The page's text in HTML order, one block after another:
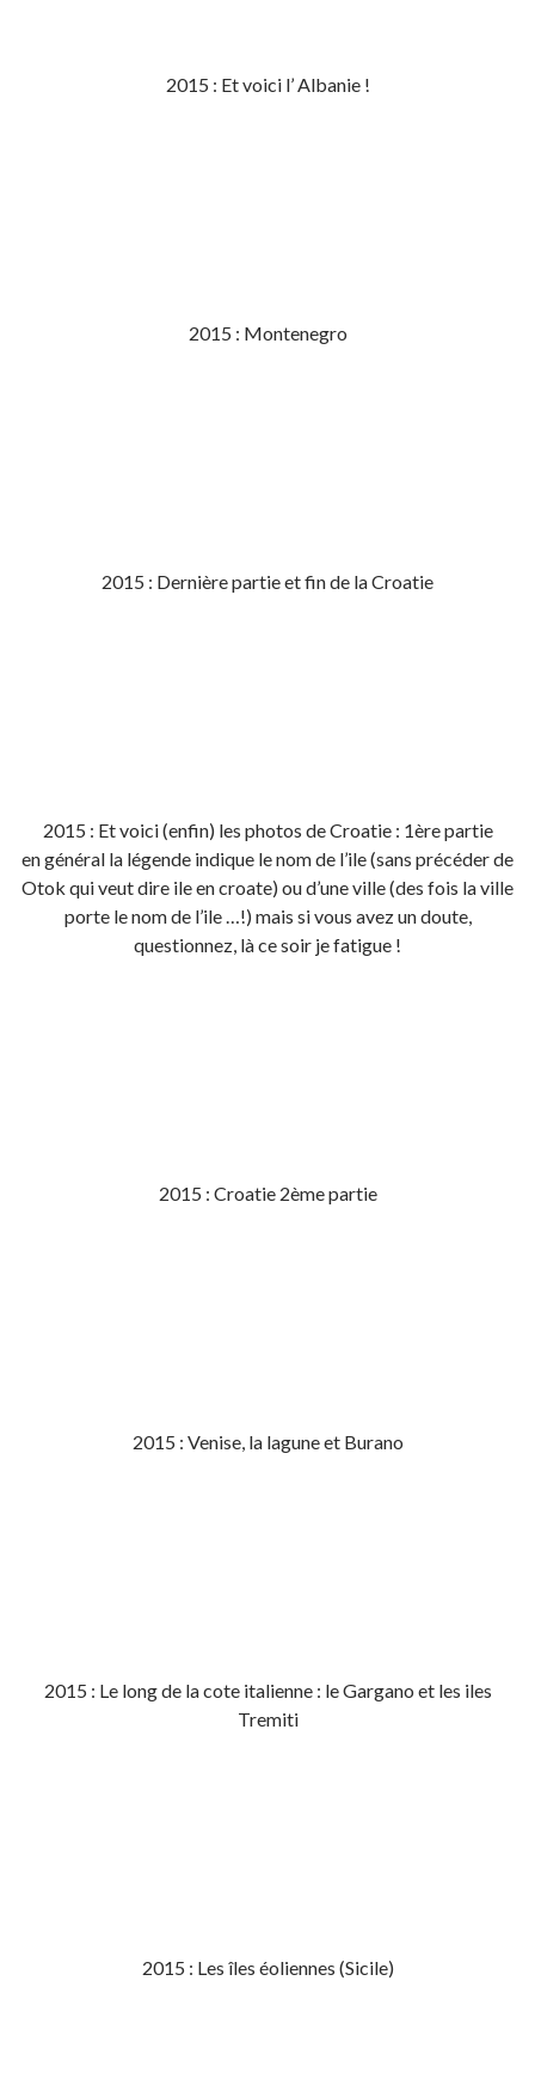
2015 : Et voici l’ Albanie !
2015 : Montenegro
2015 : Dernière partie et fin de la Croatie
2015 : Et voici (enfin) les photos de Croatie : 1ère partie
en général la légende indique le nom de l’ile (sans précéder de
Otok qui veut dire ile en croate) ou d’une ville (des fois la ville
porte le nom de l’ile …!) mais si vous avez un doute,
questionnez, là ce soir je fatigue !
2015 : Croatie 2ème partie
2015 : Venise, la lagune et Burano
2015 : Le long de la cote italienne : le Gargano et les iles
Tremiti
2015 : Les îles éoliennes (Sicile)